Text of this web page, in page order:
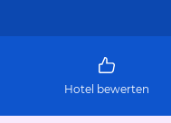
Hotel bewerten